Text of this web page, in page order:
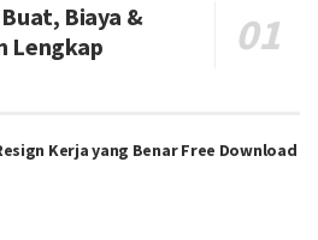
Buat, Biaya &
Lengkap
Kerja yang Benar Free Download